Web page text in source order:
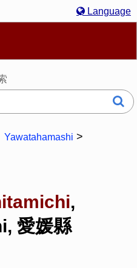
Language
日本語
Yawatahamashi
,
愛媛縣